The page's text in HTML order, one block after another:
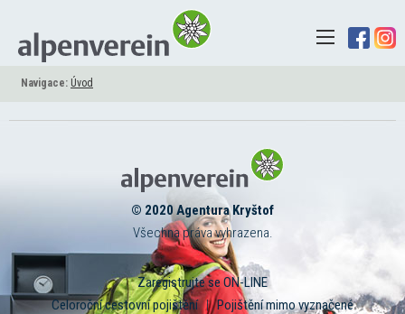
Navigace: Úvod
© 2020 Agentura Kryštof
Všechna práva vyhrazena.
Zaregistrujte se ON-LINE
Celoroční cestovní pojištění|Pojištění mimo vyznačené